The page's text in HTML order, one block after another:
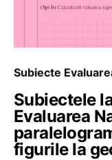
Subiecte
Subiectele
Evaluarea
figurile la